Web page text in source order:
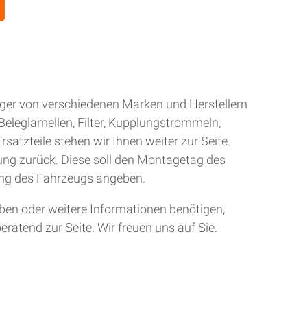
von verschiedenen Marken und Herstellern
Filter, Kupplungstrommeln,
stehen wir Ihnen weiter zur Seite.
zurück. Diese soll den Montagetag des
des Fahrzeugs angeben.
oder weitere Informationen benötigen,
zur Seite. Wir freuen uns auf Sie.